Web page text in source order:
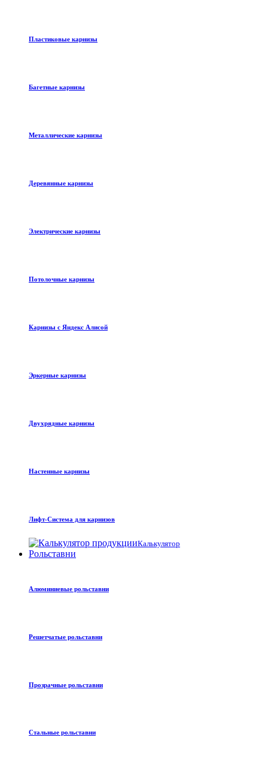
Пластиковые карнизы
Багетные карнизы
Металлические карнизы
Деревянные карнизы
Электрические карнизы
Потолочные карнизы
Карнизы с Яндекс Алисой
Эркерные карнизы
Двухрядные карнизы
Настенные карнизы
Лифт-Система для карнизов
Калькулятор
Рольставни
Алюминиевые рольставни
Решетчатые рольставни
Прозрачные рольставни
Стальные рольставни